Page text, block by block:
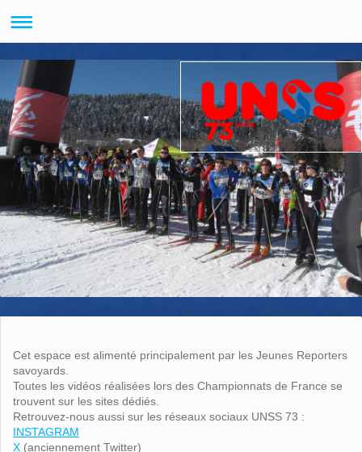
Cet espace est alimenté principalement par les Jeunes Reporters
savoyards.
Toutes les vidéos réalisées lors des Championnats de France se
trouvent sur les sites dédiés.
Retrouvez-nous aussi sur les réseaux sociaux UNSS 73 :
INSTAGRAM
X (anciennement Twitter)